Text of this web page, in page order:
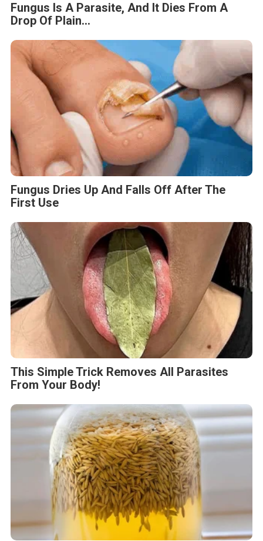
Fungus Is A Parasite, And It Dies From A
Drop Of Plain...
Fungus Dries Up And Falls Off After The
First Use
This Simple Trick Removes All Parasites
From Your Body!